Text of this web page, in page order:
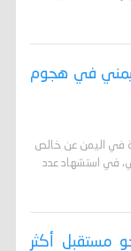
في هجوم
في اليمن عن خالص
في استشهاد عدد
مستقبل أكثر